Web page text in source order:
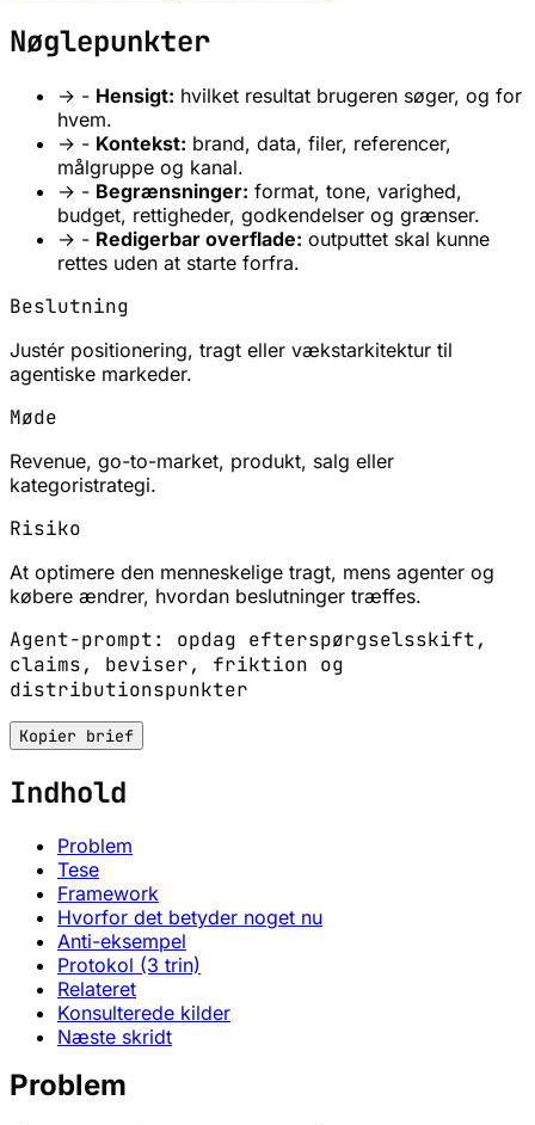
Nøglepunkter
→ - Hensigt: hvilket resultat brugeren søger, og for
hvem.
→ - Kontekst: brand, data, filer, referencer,
målgruppe og kanal.
→ - Begrænsninger: format, tone, varighed,
budget, rettigheder, godkendelser og grænser.
→ - Redigerbar overflade: outputtet skal kunne
rettes uden at starte forfra.
Beslutning
Justér positionering, tragt eller vækstarkitektur til
agentiske markeder.
Møde
Revenue, go-to-market, produkt, salg eller
kategoristrategi.
Risiko
At optimere den menneskelige tragt, mens agenter og
købere ændrer, hvordan beslutninger træffes.
Agent-prompt: opdag efterspørgselsskift,
claims, beviser, friktion og
distributionspunkter
Kopier brief
Indhold
Problem
Tese
Framework
Hvorfor det betyder noget nu
Anti-eksempel
Protokol (3 trin)
Relateret
Konsulterede kilder
Næste skridt
Problem